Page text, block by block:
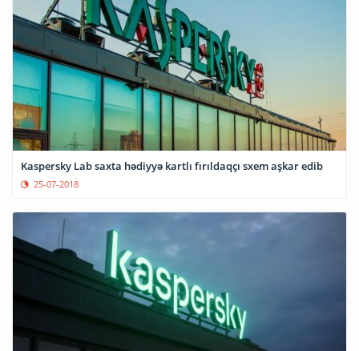
Kaspersky Lab saxta hədiyyə kartlı fırıldaqçı sxem aşkar edib
25-07-2018